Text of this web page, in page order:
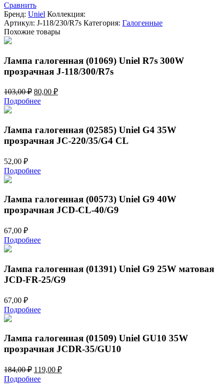
Сравнить
Бренд: Uniel Коллекция:
Артикул: J-118/230/R7s Категория: Галогенные
Похожие товары
Лампа галогенная (01069) Uniel R7s 300W
прозрачная J-118/300/R7s
103,00₽ Первоначальная
цена
составляла
80,00 ₽Текущая
Подробнее
Лампа галогенная (02585) Uniel G4 35W
прозрачная JC-220/35/G4 CL
52,00 ₽
Подробнее
Лампа галогенная (00573) Uniel G9 40W
прозрачная JCD-CL-40/G9
67,00 ₽
Подробнее
Лампа галогенная (01391) Uniel G9 25W матовая
JCD-FR-25/G9
67,00 ₽
Подробнее
Лампа галогенная (01509) Uniel GU10 35W
прозрачная JCDR-35/GU10
184,00₽ Первоначальная
цена
119,00 ₽Текущая
Подробнее